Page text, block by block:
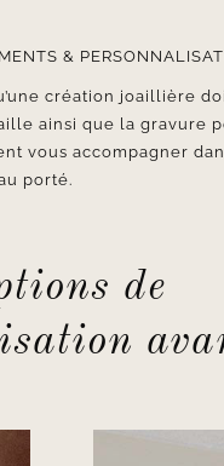
&
création joaillière
ainsi que la gravure
vous accompagner
porté.
de